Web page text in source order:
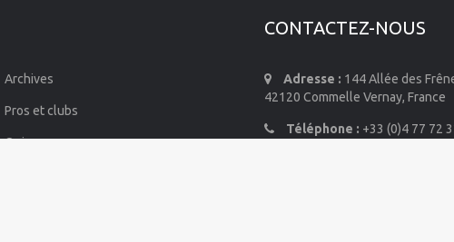
Archives
Pros et clubs
Qui sommes-nous
CONTACTEZ-NOUS
Adresse : 144 Allée des
42120 Commelle Vernay, France
Téléphone : +33 (0)4 77 72